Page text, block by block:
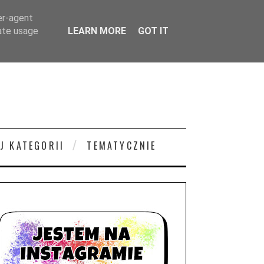
KATEGORII TEMATYCZNIE
agent
usage
LEARN MORE GOT IT